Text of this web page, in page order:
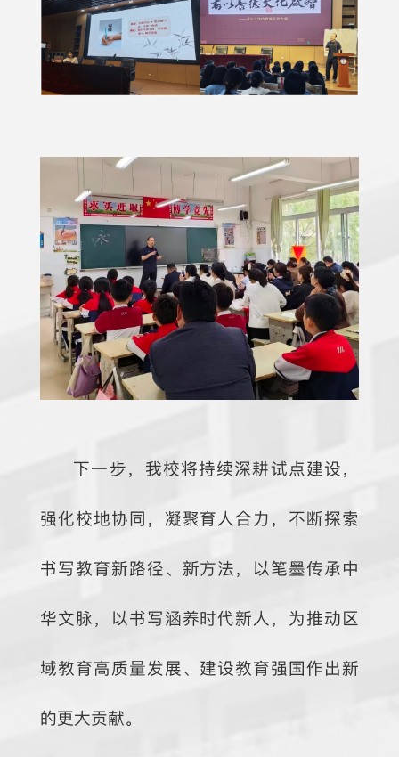
下一步，我校将持续深耕试点建设，
强化校地协同，凝聚育人合力，不断探索
书写教育新路径、新方法，以笔墨传承中
华文脉，以书写涵养时代新人，为推动区
域教育高质量发展、建设教育强国作出新
的更大贡献。